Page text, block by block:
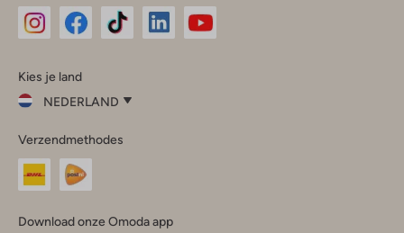
InstagramFacebook
Kies je land
NEDERLAND
je
land
Nederland
Verzendmethodes
Download onze Omoda app